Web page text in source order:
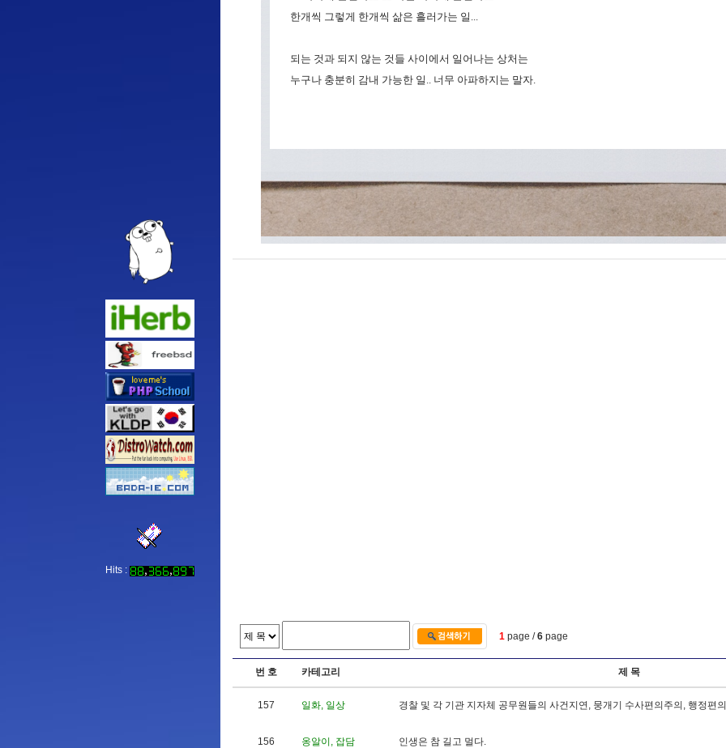
Hits :
한개씩 그렇게 한개씩 삶은 흘러가는 일...
되는 것과 되지 않는 것들 사이에서 일어나는 상처는
누구나 충분히 감내 가능한 일.. 너무 아파하지는 말자.
1 page /6 page
번 호 카테고리 제 목
157 일화, 일상 경찰 및 각 기 관 지 자체 공무원 들의 사건 지 연 , 뭉개 기 수사편 의 주의 , 행정편 의
156 옹알이, 잡담 인생은 참 길 고 멀 다.